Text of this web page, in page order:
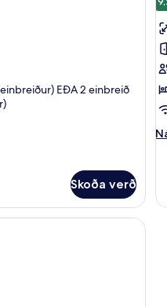
EÐA 2 einbreið
Skoða verð
-
2
2
svíta - verönd | Rúmföt af